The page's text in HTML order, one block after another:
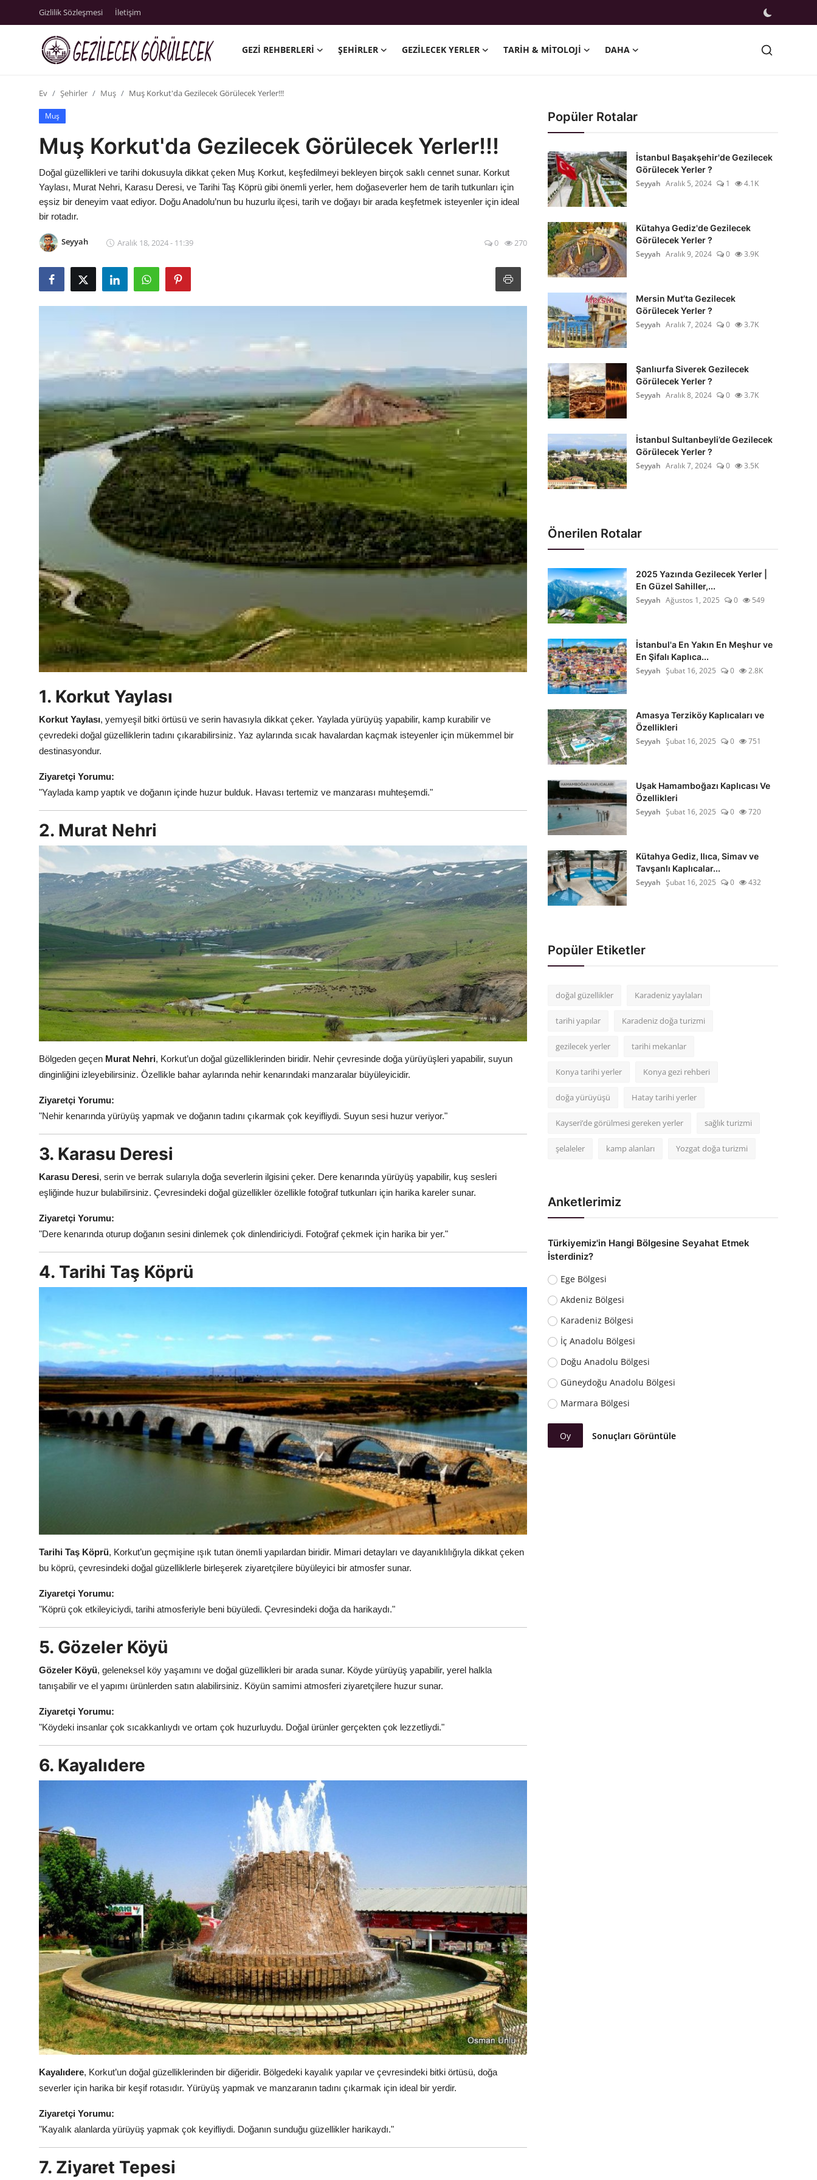
Gizlilik Sözleşmesi İletişim
GEZI REHBERLERI ŞEHIRLER GEZILECEK YERLER TARIH & MITOLOJI DAHA
Şehirler
Gezilecek Yerler
Tarih & Mitoloji
Yeme İçme Rehberi
Kamp & Doğa
Seyahat İpuçları & Vize
Aile & Çocukla Tatil
Yaz Tatili & Plajlar
Hafta Sonu & Günübirlik
Ev Şehirler Muş Muş Korkut'da Gezilecek Görülecek Yerler!!!
Muş
Muş Korkut'da Gezilecek Görülecek Yerler!!!
Doğal güzellikleri ve tarihi dokusuyla dikkat çeken Muş Korkut, keşfedilmeyi bekleyen birçok saklı cennet sunar. Korkut
Yaylası, Murat Nehri, Karasu Deresi, ve Tarihi Taş Köprü gibi önemli yerler, hem doğaseverler hem de tarih tutkunları için
eşsiz bir deneyim vaat ediyor. Doğu Anadolu’nun bu huzurlu ilçesi, tarih ve doğayı bir arada keşfetmek isteyenler için ideal
bir rotadır.
Seyyah Aralık 18, 2024 - 11:39 0 270
1. Korkut Yaylası
Korkut Yaylası, yemyeşil bitki örtüsü ve serin havasıyla dikkat çeker. Yaylada yürüyüş yapabilir, kamp kurabilir ve
çevredeki doğal güzelliklerin tadını çıkarabilirsiniz. Yaz aylarında sıcak havalardan kaçmak isteyenler için mükemmel bir
destinasyondur.
Ziyaretçi Yorumu:
"Yaylada kamp yaptık ve doğanın içinde huzur bulduk. Havası tertemiz ve manzarası muhteşemdi."
2. Murat Nehri
Bölgeden geçen Murat Nehri, Korkut’un doğal güzelliklerinden biridir. Nehir çevresinde doğa yürüyüşleri yapabilir, suyun
dinginliğini izleyebilirsiniz. Özellikle bahar aylarında nehir kenarındaki manzaralar büyüleyicidir.
Ziyaretçi Yorumu:
"Nehir kenarında yürüyüş yapmak ve doğanın tadını çıkarmak çok keyifliydi. Suyun sesi huzur veriyor."
3. Karasu Deresi
Karasu Deresi, serin ve berrak sularıyla doğa severlerin ilgisini çeker. Dere kenarında yürüyüş yapabilir, kuş sesleri
eşliğinde huzur bulabilirsiniz. Çevresindeki doğal güzellikler özellikle fotoğraf tutkunları için harika kareler sunar.
Ziyaretçi Yorumu:
"Dere kenarında oturup doğanın sesini dinlemek çok dinlendiriciydi. Fotoğraf çekmek için harika bir yer."
4. Tarihi Taş Köprü
Tarihi Taş Köprü, Korkut’un geçmişine ışık tutan önemli yapılardan biridir. Mimari detayları ve dayanıklılığıyla dikkat çeken
bu köprü, çevresindeki doğal güzelliklerle birleşerek ziyaretçilere büyüleyici bir atmosfer sunar.
Ziyaretçi Yorumu:
"Köprü çok etkileyiciydi, tarihi atmosferiyle beni büyüledi. Çevresindeki doğa da harikaydı."
5. Gözeler Köyü
Gözeler Köyü, geleneksel köy yaşamını ve doğal güzellikleri bir arada sunar. Köyde yürüyüş yapabilir, yerel halkla
tanışabilir ve el yapımı ürünlerden satın alabilirsiniz. Köyün samimi atmosferi ziyaretçilere huzur sunar.
Ziyaretçi Yorumu:
"Köydeki insanlar çok sıcakkanlıydı ve ortam çok huzurluydu. Doğal ürünler gerçekten çok lezzetliydi."
6. Kayalıdere
Kayalıdere, Korkut’un doğal güzelliklerinden bir diğeridir. Bölgedeki kayalık yapılar ve çevresindeki bitki örtüsü, doğa
severler için harika bir keşif rotasıdır. Yürüyüş yapmak ve manzaranın tadını çıkarmak için ideal bir yerdir.
Ziyaretçi Yorumu:
"Kayalık alanlarda yürüyüş yapmak çok keyifliydi. Doğanın sunduğu güzellikler harikaydı."
7. Ziyaret Tepesi
Popüler Rotalar
İstanbul Başakşehir'de Gezilecek
Görülecek Yerler ?
Seyyah Aralık 5, 2024 1 4.1K
Kütahya Gediz'de Gezilecek
Görülecek Yerler ?
Seyyah Aralık 9, 2024 0 3.9K
Mersin Mut’ta Gezilecek
Görülecek Yerler ?
Seyyah Aralık 7, 2024 0 3.7K
Şanlıurfa Siverek Gezilecek
Görülecek Yerler ?
Seyyah Aralık 8, 2024 0 3.7K
İstanbul Sultanbeyli’de Gezilecek
Görülecek Yerler ?
Seyyah Aralık 7, 2024 0 3.5K
Önerilen Rotalar
2025 Yazında Gezilecek Yerler |
En Güzel Sahiller,...
Seyyah Ağustos 1, 2025 0 549
İstanbul'a En Yakın En Meşhur ve
En Şifalı Kaplıca...
Seyyah Şubat 16, 2025 0 2.8K
Amasya Terziköy Kaplıcaları ve
Özellikleri
Seyyah Şubat 16, 2025 0 751
Uşak Hamamboğazı Kaplıcası Ve
Özellikleri
Seyyah Şubat 16, 2025 0 720
Kütahya Gediz, Ilıca, Simav ve
Tavşanlı Kaplıcalar...
Seyyah Şubat 16, 2025 0 432
Popüler Etiketler
doğal güzellikler Karadeniz yaylaları
tarihi yapılar Karadeniz doğa turizmi
gezilecek yerler tarihi mekanlar
Konya tarihi yerler Konya gezi rehberi
doğa yürüyüşü Hatay tarihi yerler
Kayseri’de görülmesi gereken yerler sağlık turizmi
şelaleler kamp alanları Yozgat doğa turizmi
Anketlerimiz
Türkiyemiz'in Hangi Bölgesine Seyahat Etmek
İsterdiniz?
Ege Bölgesi
Akdeniz Bölgesi
Karadeniz Bölgesi
İç Anadolu Bölgesi
Doğu Anadolu Bölgesi
Güneydoğu Anadolu Bölgesi
Marmara Bölgesi
Oy Sonuçları Görüntüle